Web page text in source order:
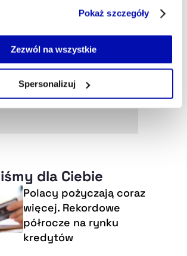
zgody na zapisywanie plików cookie,
swoimi uprawnieniami, np. we
internetowej lub po wybraniu opcji
Pokaż szczegóły
Zezwól na wszystkie
Spersonalizuj
dla Ciebie
Polacy pożyczają coraz
więcej. Rekordowe
półrocze na rynku
kredytów